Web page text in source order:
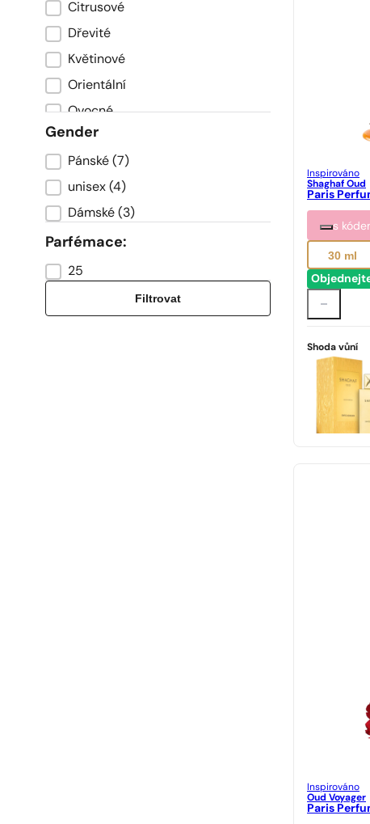
Paco Rabanne
Prada
Swiss Arabian
Tom Ford
Citrusové
Dřevité
Květinové
Orientální
Ovocné
Sladké
Svěží
Gender
PłećPánské (7)
unisex (4)
Dámské (3)
Parfémace:
Zaperfumowanie
25
Filtrovat
Inspirováno
Shaghaf Oud
Paris
s
30 ml
Shoda vůní
Inspirováno
Oud Voyager
Paris